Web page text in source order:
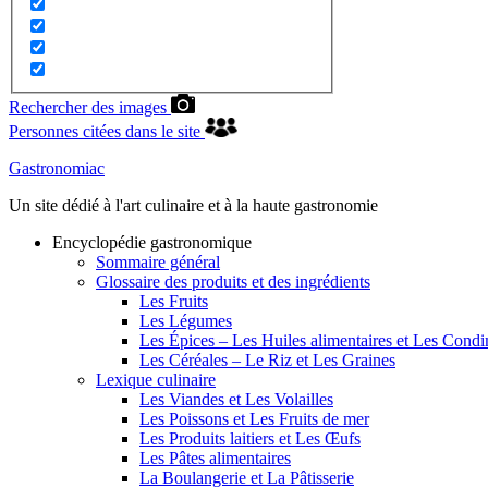
Rechercher des images
Personnes citées dans le site
Gastronomiac
Un site dédié à l'art culinaire et à la haute gastronomie
Encyclopédie gastronomique
Sommaire général
Glossaire des produits et des ingrédients
Les Fruits
Les Légumes
Les Épices – Les Huiles alimentaires et Les
Les Céréales – Le Riz et Les Graines
Lexique culinaire
Les Viandes et Les Volailles
Les Poissons et Les Fruits de mer
Les Produits laitiers et Les Œufs
Les Pâtes alimentaires
La Boulangerie et La Pâtisserie